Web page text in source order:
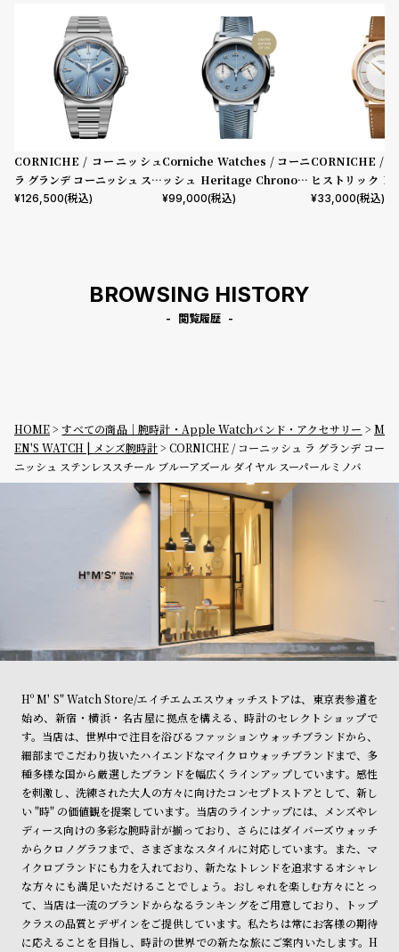
CORNICHE / コーニッシュ
ラ グランデ コーニッシュ ステ
ンレススチール ブルーホライ
¥126,500(税込)
Corniche Watches / コーニ
ッシュ Heritage Chronogr
aph Visage ステンレス
¥99,000(税込)
CORNICHE /
ヒストリック
ーズゴールド
¥33,000(税込)
BROWSING HISTORY
閲覧履歴
HOME すべての商品｜腕時計・Apple Watchバンド・アクセサリー
M
EN'S WATCH | メンズ腕時計
CORNICHE / コーニッシュ ラ グランデ コー
ニッシュ ステンレススチール ブルーアズール ダイヤル スーパールミノバ
Hº M' S" Watch Store/エイチエムエスウォッチストアは、東京表参道を
始め、新宿・横浜・名古屋に拠点を構える、時計のセレクトショップで
す。当店は、世界中で注目を浴びるファッションウォッチブランドから、
細部までこだわり抜いたハイエンドなマイクロウォッチブランドまで、多
種多様な国から厳選したブランドを幅広くラインアップしています。感性
を刺激し、洗練された大人の方々に向けたコンセプトストアとして、新し
い "時" の価値観を提案しています。当店のラインナップには、メンズやレ
ディース向けの多彩な腕時計が揃っており、さらにはダイバーズウォッチ
からクロノグラフまで、さまざまなスタイルに対応しています。また、マ
イクロブランドにも力を入れており、新たなトレンドを追求するオシャレ
な方々にも満足いただけることでしょう。おしゃれを楽しむ方々にとっ
て、当店は一流のブランドからなるランキングをご用意しており、トップ
クラスの品質とデザインをご提供しています。私たちは常にお客様の期待
に応えることを目指し、時計の世界での新たな旅にご案内いたします。H